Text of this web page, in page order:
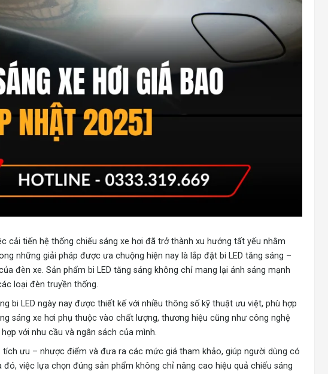
cải tiến hệ thống chiếu sáng xe hơi đã trở thành xu hướng tất yếu nhằm
những giải pháp được ưa chuộng hiện nay là lắp đặt bi LED tăng sáng –
đèn xe. Sản phẩm bi LED tăng sáng không chỉ mang lại ánh sáng mạnh
loại đèn truyền thống.
bi LED ngày nay được thiết kế với nhiều thông số kỹ thuật ưu việt, phù hợp
sáng xe hơi phụ thuộc vào chất lượng, thương hiệu cũng như công nghệ
với nhu cầu và ngân sách của mình.
tích ưu – nhược điểm và đưa ra các mức giá tham khảo, giúp người dùng có
việc lựa chọn đúng sản phẩm không chỉ nâng cao hiệu quả chiếu sáng